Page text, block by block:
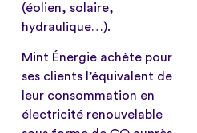
(éolien, solaire,
hydraulique…).
Mint Énergie achète pour
ses clients l’équivalent de
leur consommation en
électricité renouvelable